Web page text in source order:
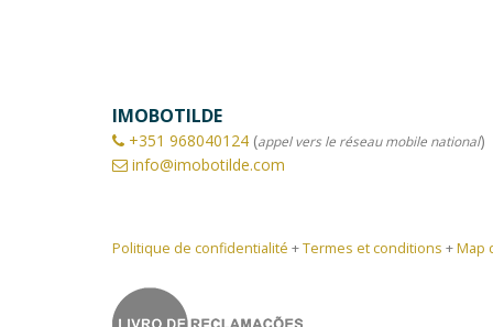
IMOBOTILDE
+351 968040124 (appel vers le réseau mobile national)
info@imobotilde.com
Politique de confidentialité +Termes et conditions +Map